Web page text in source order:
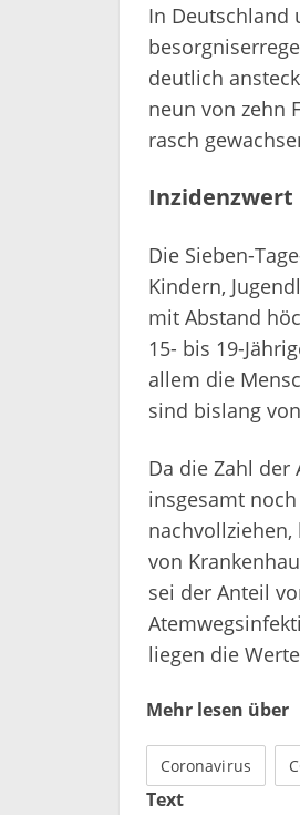
In Deutschland
deutlich
neun von zehn
rasch
Inzidenzwert
Die Sieben-
Kindern,
mit Abstand
15- bis 19-
allem die
sind bislang
Da die Zahl der
insgesamt
nachvollziehen,
von
sei der Anteil
liegen die
Mehr lesen über
Coronavirus
Text